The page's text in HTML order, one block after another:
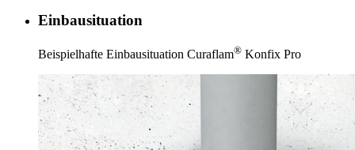
Einbausituation
Beispielhafte Einbausituation Curaflam® Konfix Pro